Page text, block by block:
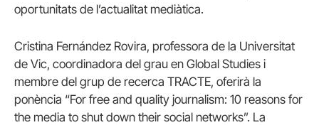
oportunitats de l’actualitat mediàtica.
Cristina Fernández Rovira, professora de la Universitat
de Vic, coordinadora del grau en Global Studies i
membre del grup de recerca TRACTE, oferirà la
ponència “For free and quality journalism: 10 reasons for
the media to shut down their social networks”. La